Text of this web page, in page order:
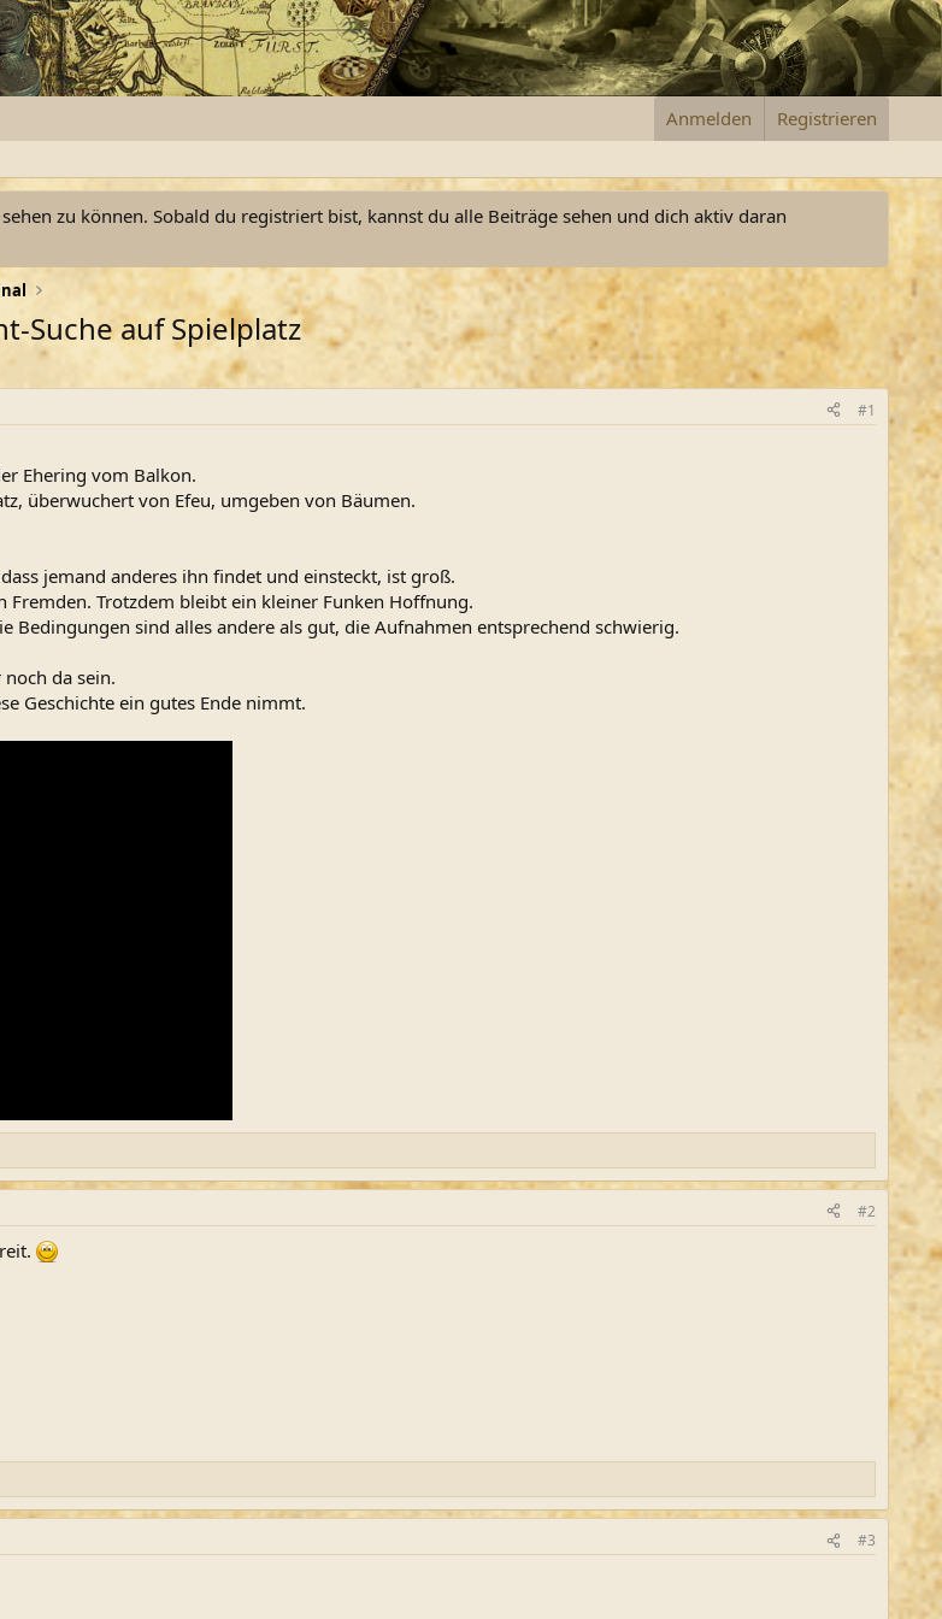
Anmelden Registrieren
zu können. Sobald du registriert bist, kannst du alle Beiträge sehen und dich aktiv daran
Suche auf Spielplatz
#1
Ehering vom Balkon.
überwuchert von Efeu, umgeben von Bäumen.
jemand anderes ihn findet und einsteckt, ist groß.
Fremden. Trotzdem bleibt ein kleiner Funken Hoffnung.
Bedingungen sind alles andere als gut, die Aufnahmen entsprechend schwierig.
da sein.
Geschichte ein gutes Ende nimmt.
#2
#3